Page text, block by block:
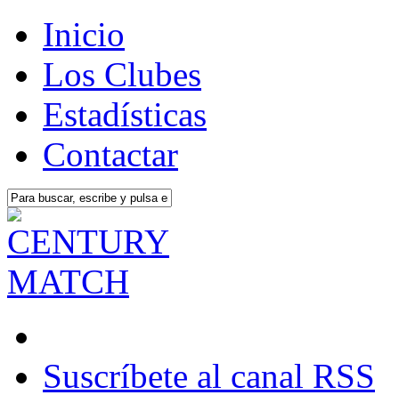
Inicio
Los Clubes
Estadísticas
Contactar
Suscríbete al canal RSS